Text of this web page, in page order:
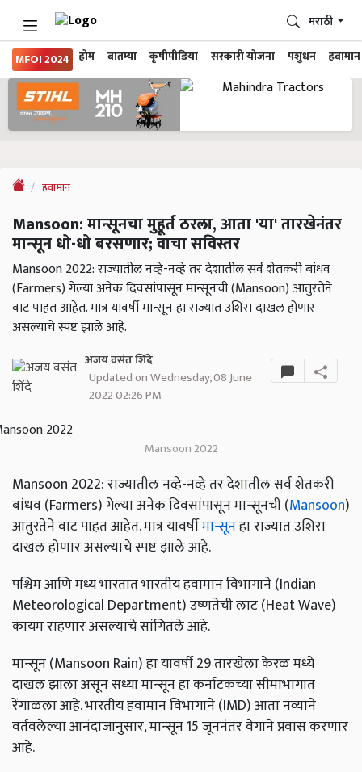
MFOI 2024 होम बातम्या कृषीपीडिया सरकारी योजना पशुधन हवामान
मराठी
हवामान
Mansoon: मान्सूनचा मुहूर्त ठरला, आता 'या' तारखेनंतर
मान्सून धो-धो बरसणार; वाचा सविस्तर
Mansoon 2022: राज्यातील नव्हे-नव्हे तर देशातील सर्व शेतकरी बांधव
(Farmers) गेल्या अनेक दिवसांपासून मान्सूनची (Mansoon) आतुरतेने
वाट पाहत आहेत. मात्र यावर्षी मान्सून हा राज्यात उशिरा दाखल होणार
असल्याचे स्पष्ट झाले आहे.
अजय वसंत शिंदे
Updated on Wednesday, 08 June
2022 02:26 PM
Mansoon 2022
Mansoon 2022: राज्यातील नव्हे-नव्हे तर देशातील सर्व शेतकरी
बांधव (Farmers) गेल्या अनेक दिवसांपासून मान्सूनची (Mansoon)
आतुरतेने वाट पाहत आहेत. मात्र यावर्षीमान्सूनहा राज्यात उशिरा
दाखल होणार असल्याचे स्पष्ट झाले आहे.
पश्चिम आणि मध्य भारतात भारतीय हवामान विभागाने (Indian
Meteorological Department) उष्णतेची लाट (Heat Wave)
कायम राहणार असल्याचे सांगितले आहे.
मान्सून (Mansoon Rain) हा यावर्षी 29 तारखेला केरळ मध्ये
दाखल झाला असून सध्या मान्सून हा कर्नाटकच्या सीमाभागात
रेंगाळला आहे. भारतीय हवामान विभागाने (IMD) आता नव्याने
वर्तवलेल्या आनंदाजानुसार, मान्सून 15 जूननंतर वेगाने प्रवास करणार
आहे.